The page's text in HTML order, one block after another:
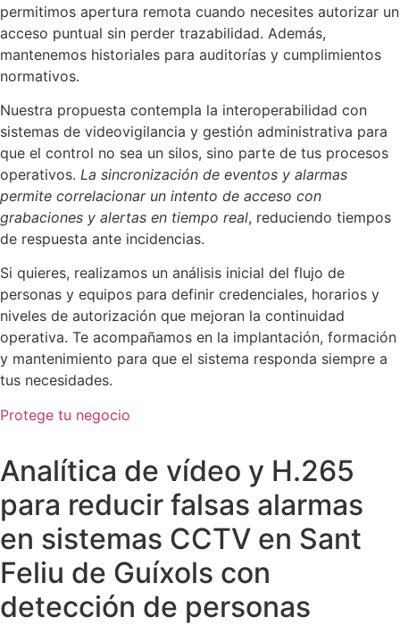
permitimos apertura remota cuando necesites autorizar un
acceso puntual sin perder trazabilidad. Además,
mantenemos historiales para auditorías y cumplimientos
normativos.
Nuestra propuesta contempla la interoperabilidad con
sistemas de videovigilancia y gestión administrativa para
que el control no sea un silos, sino parte de tus procesos
operativos. La sincronización de eventos y alarmas
permite correlacionar un intento de acceso con
grabaciones y alertas en tiempo real, reduciendo tiempos
de respuesta ante incidencias.
Si quieres, realizamos un análisis inicial del flujo de
personas y equipos para definir credenciales, horarios y
niveles de autorización que mejoran la continuidad
operativa. Te acompañamos en la implantación, formación
y mantenimiento para que el sistema responda siempre a
tus necesidades.
Protege tu negocio
Analítica de vídeo y H.265
para reducir falsas alarmas
en sistemas CCTV en Sant
Feliu de Guíxols con
detección de personas